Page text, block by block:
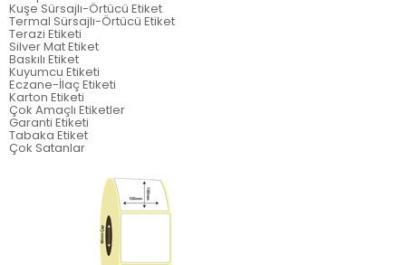
Kuşe Sürsajlı-Örtücü Etiket
Termal Sürsajlı-Örtücü Etiket
Terazi Etiketi
Silver Mat Etiket
Baskılı Etiket
Kuyumcu Etiketi
Eczane-İlaç Etiketi
Karton Etiketi
Çok Amaçlı Etiketler
Garanti Etiketi
Tabaka Etiket
Çok Satanlar